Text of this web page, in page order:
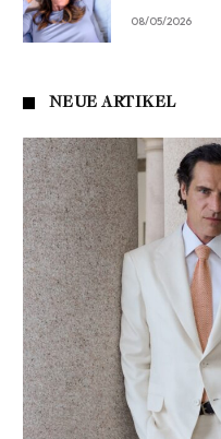
08/05/2026
NEUE ARTIKEL